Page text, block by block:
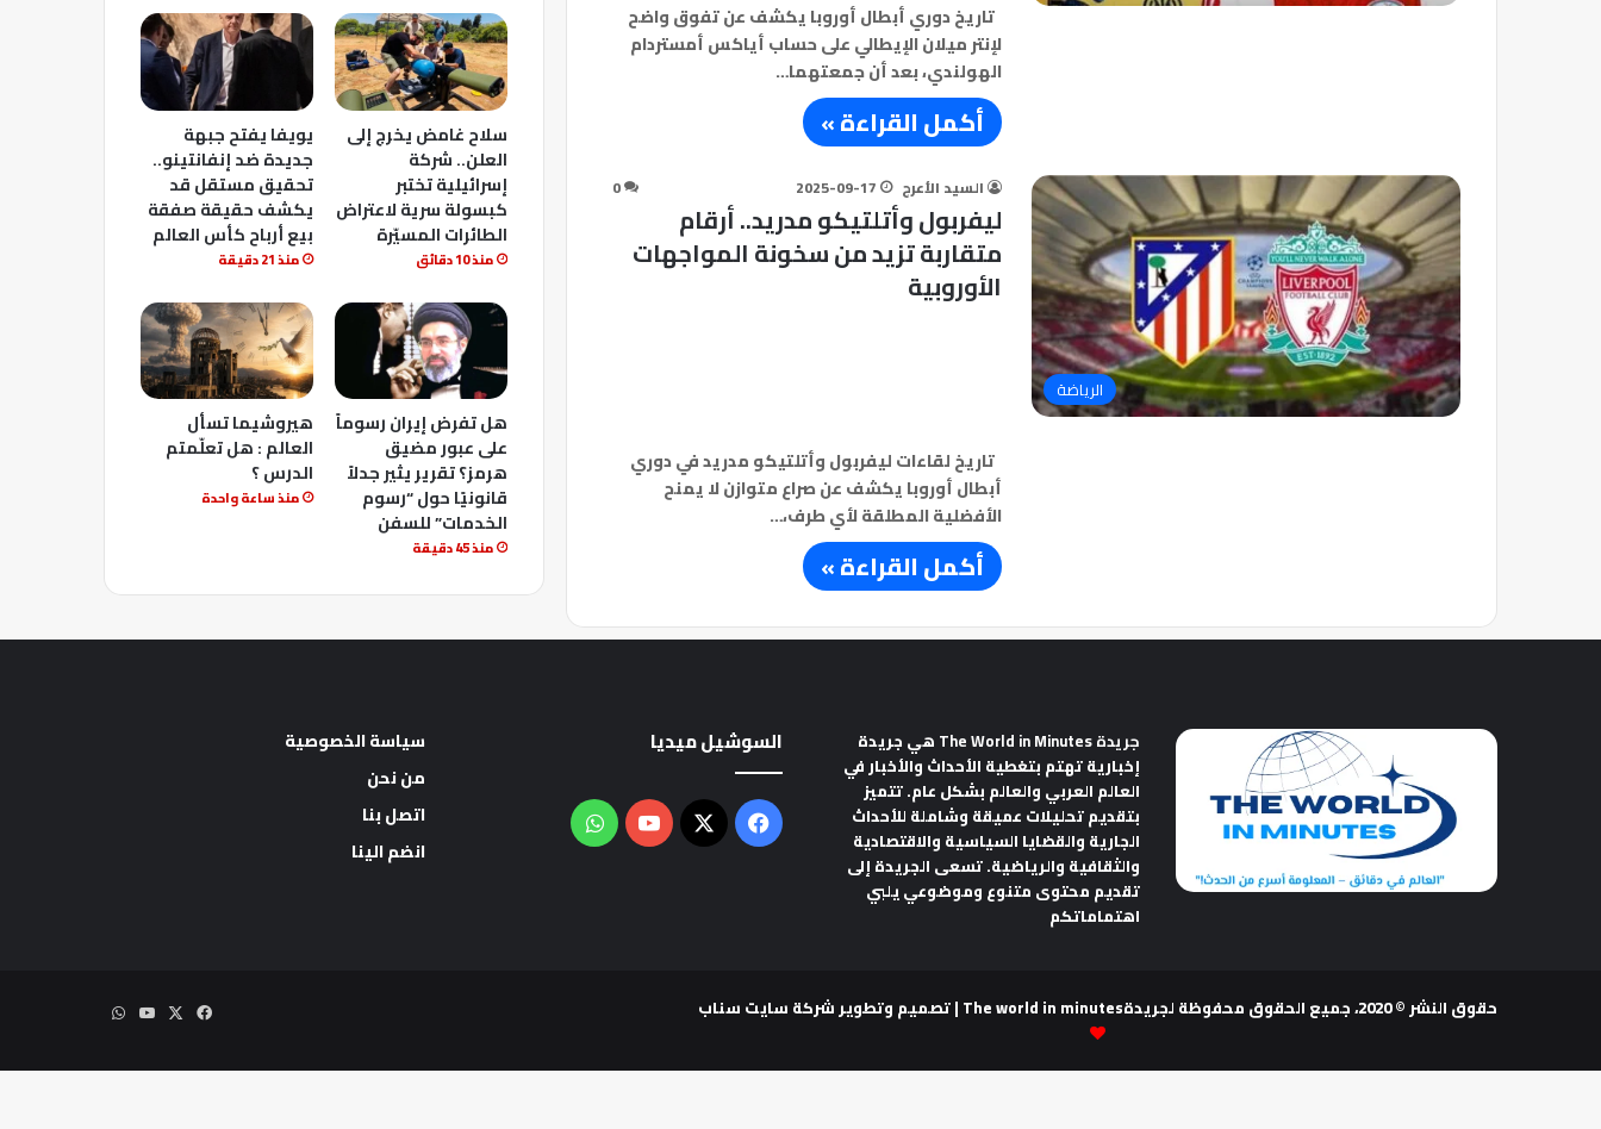
تاريخ دوري أبطال أوروبا يكشف عن تفوق واضح
لإنتر ميلان الإيطالي على حساب أياكس أمستردام
الهولندي، بعد أن جمعتهما…
أكمل القراءة »
الرياضة
السيد الأعرج 2025-09-17
0
ليفربول وأتلتيكو مدريد.. أرقام
متقاربة تزيد من سخونة المواجهات
الأوروبية
تاريخ لقاءات ليفربول وأتلتيكو مدريد في دوري
أبطال أوروبا يكشف عن صراع متوازن لا يمنح
الأفضلية المطلقة لأي طرف،…
أكمل القراءة »
سلاح غامض يخرج إلى
العلن.. شركة
إسرائيلية تختبر
كبسولة سرية لاعتراض
الطائرات المسيّرة
منذ 10 دقائق
يويفا يفتح جبهة
جديدة ضد إنفانتينو..
تحقيق مستقل قد
يكشف حقيقة صفقة
بيع أرباح كأس العالم
منذ 21 دقيقة
هل تفرض إيران رسوماً
على عبور مضيق
هرمز؟ تقرير يثير جدلاً
قانونيًا حول “رسوم
الخدمات” للسفن
منذ 45 دقيقة
هيروشيما تسأل
العالم : هل تعلّمتم
الدرس ؟
منذ ساعة واحدة
جريدة The World in Minutes
هي جريدة
إخبارية تهتم بتغطية الأحداث والأخبار في
العالم العربي والعالم بشكل عام. تتميز
بتقديم تحليلات عميقة وشاملة للأحداث
الجارية والقضايا السياسية والاقتصادية
والثقافية والرياضية. تسعى الجريدة إلى
تقديم محتوى متنوع وموضوعي يلبي
اهتماماتكم
السوشيل ميديا
فيسبوك
‫X
‫YouTubeواتساب
سياسة الخصوصية
من نحن
اتصل بنا
انضم الينا
حقوق النشر © 2020، جميع الحقوق محفوظة لجريدةThe world in minutes | تصميم وتطوير شركة سايت سناب فيسبوك ‫YouTube